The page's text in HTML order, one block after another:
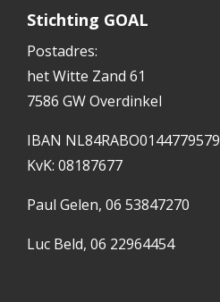
Stichting GOAL
Postadres:
het Witte Zand 61
7586 GW Overdinkel
IBAN NL84RABO0144779579
KvK: 08187677
Paul Gelen, 06 53847270
Luc Beld, 06 22964454